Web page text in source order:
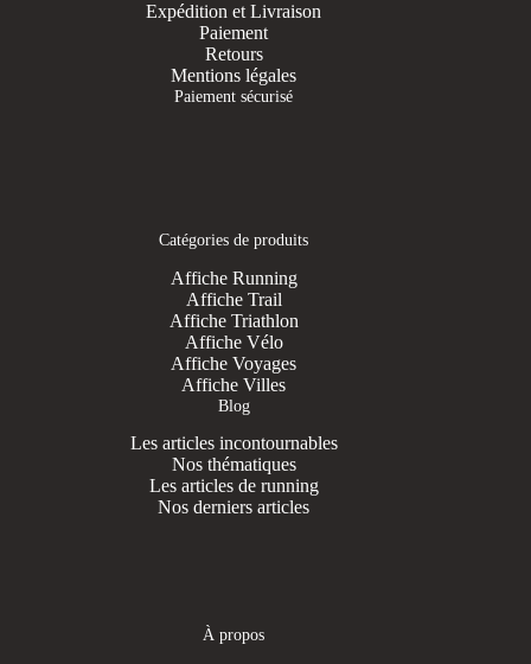
Expédition et Livraison
Paiement
Retours
Mentions légales
Paiement sécurisé
Catégories de produits
Affiche Running
Affiche Trail
Affiche Triathlon
Affiche Vélo
Affiche Voyages
Affiche Villes
Blog
Les articles incontournables
Nos thématiques
Les articles de running
Nos derniers articles
À propos